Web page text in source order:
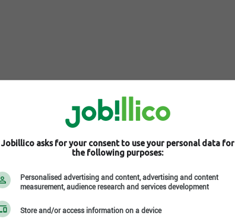
Jobillico asks for your consent to use your personal data for
the following purposes:
Personalised advertising and content, advertising and content
measurement, audience research and services development
Store and/or access information on a device